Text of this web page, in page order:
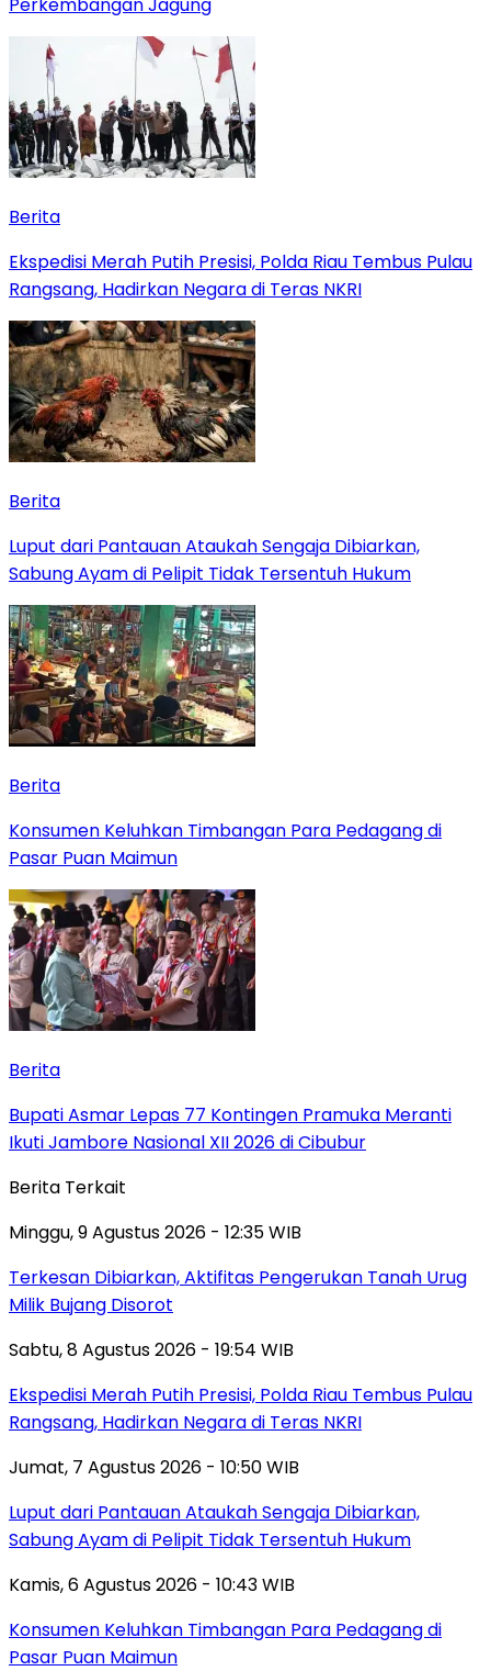
Berita
Ekspedisi Merah Putih Presisi, Polda Riau Tembus Pulau
Rangsang, Hadirkan Negara di Teras NKRI
Berita
Luput dari Pantauan Ataukah Sengaja Dibiarkan,
Sabung Ayam di Pelipit Tidak Tersentuh Hukum
Berita
Konsumen Keluhkan Timbangan Para Pedagang di
Pasar Puan Maimun
Berita
Bupati Asmar Lepas 77 Kontingen Pramuka Meranti
Ikuti Jambore Nasional XII 2026 di Cibubur
Berita Terkait
Minggu, 9 Agustus 2026 - 12:35 WIB
Terkesan Dibiarkan, Aktifitas Pengerukan Tanah Urug
Milik Bujang Disorot
Sabtu, 8 Agustus 2026 - 19:54 WIB
Ekspedisi Merah Putih Presisi, Polda Riau Tembus Pulau
Rangsang, Hadirkan Negara di Teras NKRI
Jumat, 7 Agustus 2026 - 10:50 WIB
Luput dari Pantauan Ataukah Sengaja Dibiarkan,
Sabung Ayam di Pelipit Tidak Tersentuh Hukum
Kamis, 6 Agustus 2026 - 10:43 WIB
Konsumen Keluhkan Timbangan Para Pedagang di
Pasar Puan Maimun